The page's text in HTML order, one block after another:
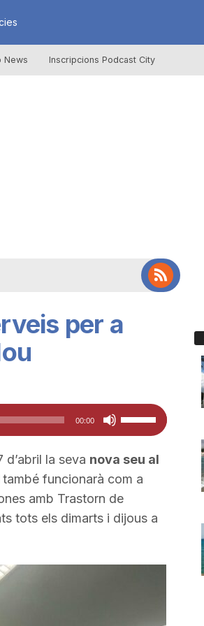
News Inscripcions Podcast City
per a
00:00
Feu
servir
les
tecles
de
fletxa
la seva nova seu al
funcionarà com a
amb Trastorn de
tots els dimarts i dijous a